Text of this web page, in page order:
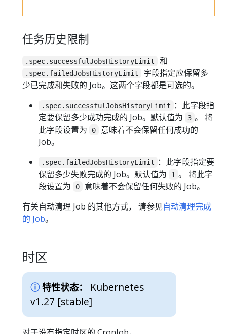
任务历史限制
.spec.successfulJobsHistoryLimit 和
.spec.failedJobsHistoryLimit
字段指定应保留多
少已完成和失败的 Job。这两个字段都是可选的。
.spec.successfulJobsHistoryLimit
：此字段指
定要保留多少成功完成的 Job。默认值为
3 。 将
此字段设置为
0
意味着不会保留任何成功的
Job。
.spec.failedJobsHistoryLimit
：此字段指定要
保留多少失败完成的 Job。默认值为
1 。 将此字
段设置为
0
意味着不会保留任何失败的 Job。
有关自动清理 Job 的其他方式， 请参见自动清理完成
的 Job。
时区
特性状态：
Kubernetes
v1.27 [stable]